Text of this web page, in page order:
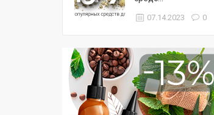
07.14.2023 0